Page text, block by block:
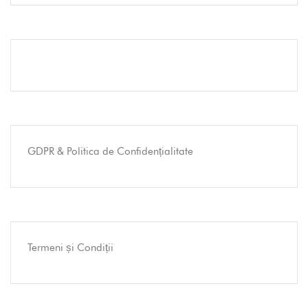
GDPR & Politica de Confidențialitate
Termeni și Condiții